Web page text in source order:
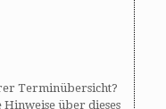
Terminübersicht?
Hinweise über dieses